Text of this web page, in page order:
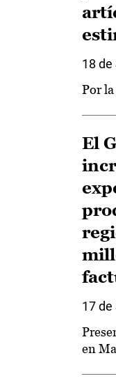
18
Por
El
17
en